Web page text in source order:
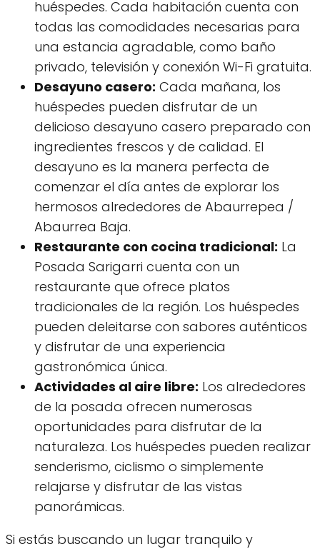
huéspedes. Cada habitación cuenta con
todas las comodidades necesarias para
una estancia agradable, como baño
privado, televisión y conexión Wi-Fi gratuita.
Desayuno casero: Cada mañana, los
huéspedes pueden disfrutar de un
delicioso desayuno casero preparado con
ingredientes frescos y de calidad. El
desayuno es la manera perfecta de
comenzar el día antes de explorar los
hermosos alrededores de Abaurrepea /
Abaurrea Baja.
Restaurante con cocina tradicional: La
Posada Sarigarri cuenta con un
restaurante que ofrece platos
tradicionales de la región. Los huéspedes
pueden deleitarse con sabores auténticos
y disfrutar de una experiencia
gastronómica única.
Actividades al aire libre: Los alrededores
de la posada ofrecen numerosas
oportunidades para disfrutar de la
naturaleza. Los huéspedes pueden realizar
senderismo, ciclismo o simplemente
relajarse y disfrutar de las vistas
panorámicas.
Si estás buscando un lugar tranquilo y